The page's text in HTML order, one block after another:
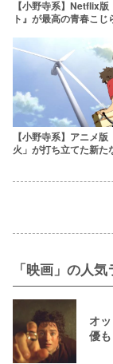
【小野寺系】Netflix
ト』が最高の青春こじ
【小野寺系】アニメ
火」が打ち立てた新た
「映画」の人
オ
優も